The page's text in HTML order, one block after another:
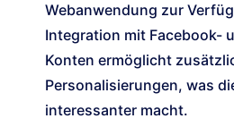
Webanwendung zur
Integration mit Facebook-
Konten ermöglicht
Personalisierungen, was
interessanter macht.